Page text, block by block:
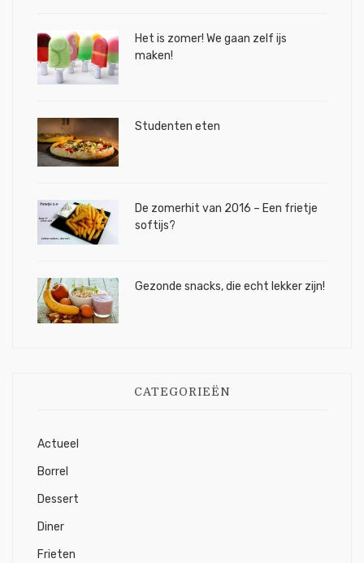
Het is zomer! We gaan zelf ijs
maken!
Studenten eten
De zomerhit van 2016 – Een frietje
softijs?
Gezonde snacks, die echt lekker zijn!
CATEGORIEËN
Actueel
Borrel
Dessert
Diner
Frieten